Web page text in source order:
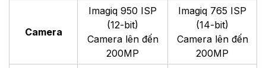
Camera
Imagiq 950 ISP
(12-bit)
Camera lên đến
200MP
Imagiq 765 ISP
(14-bit)
Camera lên đến
200MP